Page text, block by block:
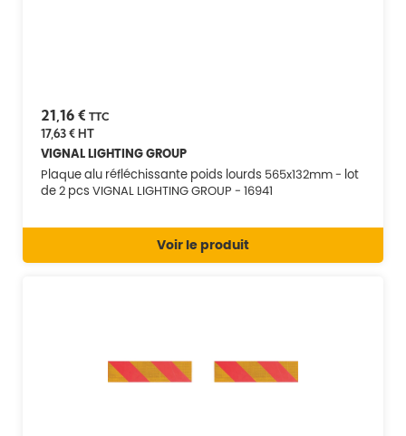
21,16 € TTC
17,63 €HT
VIGNAL LIGHTING GROUP
Plaque alu réfléchissante poids lourds 565x132mm - lot
de 2 pcs VIGNAL LIGHTING GROUP - 16941
Voir le produit